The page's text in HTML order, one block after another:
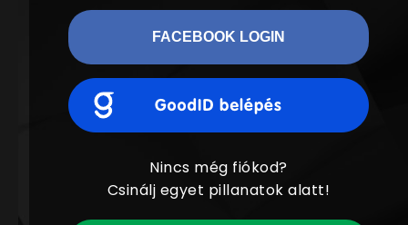
FACEBOOK LOGIN
Nincs még fiókod?
Csinálj egyet pillanatok alatt!